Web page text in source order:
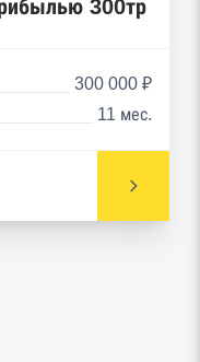
палаты
ФМС
300тр
300 000 ₽
11 мес.